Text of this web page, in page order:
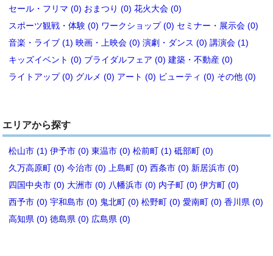
セール・フリマ (0) おまつり (0) 花火大会 (0)
スポーツ観戦・体験 (0) ワークショップ (0) セミナー・展示会 (0)
音楽・ライブ (1) 映画・上映会 (0) 演劇・ダンス (0) 講演会 (1)
キッズイベント (0) ブライダルフェア (0) 建築・不動産 (0)
ライトアップ (0) グルメ (0) アート (0) ビューティ (0) その他 (0)
エリアから探す
松山市 (1) 伊予市 (0) 東温市 (0) 松前町 (1) 砥部町 (0)
久万高原町 (0) 今治市 (0) 上島町 (0) 西条市 (0) 新居浜市 (0)
四国中央市 (0) 大洲市 (0) 八幡浜市 (0) 内子町 (0) 伊方町 (0)
西予市 (0) 宇和島市 (0) 鬼北町 (0) 松野町 (0) 愛南町 (0) 香川県 (0)
高知県 (0) 徳島県 (0) 広島県 (0)